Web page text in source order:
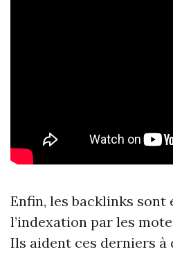
Enfin, les backlinks sont
l’indexation par les
Ils aident ces derniers à